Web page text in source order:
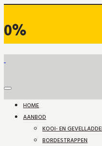
0%
HOME
AANBOD
KOOI- EN
BORDESTRAPPEN